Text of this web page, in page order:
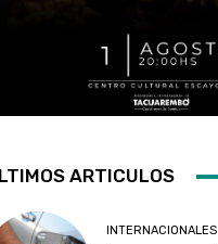
ARTICULOS
INTERNACIONALES